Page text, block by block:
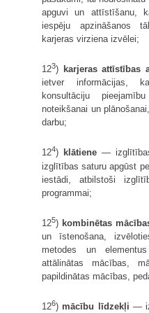
apguvi un attīstīšanu,
iespēju apzināšanos
karjeras virziena izvēlei;
123) karjeras attīstības
ietver informācijas,
konsultāciju
noteikšanai un
darbu;
124) klātiene —
izglītības saturu apgūst
iestādi, atbilstoši
programmai;
125) kombinētas
un īstenošana,
metodes un
attālinātas mācības,
papildinātas mācības,
126) mācību līdzekļi —